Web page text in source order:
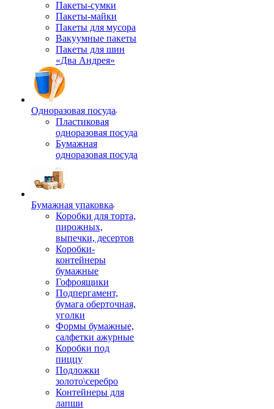
Пакеты-сумки
Пакеты-майки
Пакеты для мусора
Вакуумные пакеты
Пакеты для шин
«Два Андрея»
Одноразовая посуда
Пластиковая
одноразовая посуда
Бумажная
одноразовая посуда
Бумажная упаковка
Коробки для торта,
пирожных,
выпечки, десертов
Коробки-
контейнеры
бумажные
Гофроящики
Подпергамент,
бумага оберточная,
уголки
Формы бумажные,
салфетки ажурные
Коробки под
пиццу
Подложки
золото\серебро
Контейнеры для
лапши